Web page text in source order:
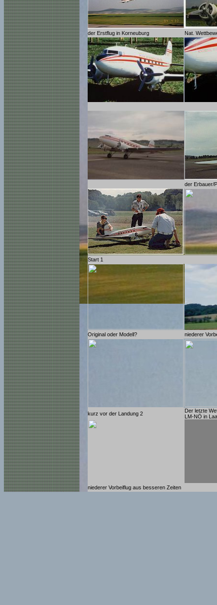
der Erstflug in Korneuburg Nat.
der Erbauer/
Start 1
Original oder Modell? niederer
kurz vor der Landung 2
Der letzte
LM-NÖ in
niederer Vorbeiflug aus besseren Zeiten